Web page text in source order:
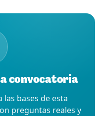
convocatoria
las bases de esta
preguntas reales y